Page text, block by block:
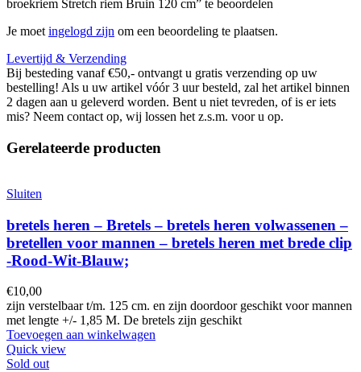
broekriem Stretch riem Bruin 120 cm” te beoordelen
Je moetingelogd zijn om een beoordeling te plaatsen.
Levertijd & Verzending
Bij besteding vanaf €50,- ontvangt u gratis verzending op uw
bestelling! Als u uw artikel vóór 3 uur besteld, zal het artikel binnen
2 dagen aan u geleverd worden. Bent u niet tevreden, of is er iets
mis? Neem contact op, wij lossen het z.s.m. voor u op.
Gerelateerde producten
Sluiten
bretels heren – Bretels – bretels heren volwassenen –
bretellen voor mannen – bretels heren met brede clip
-Rood-Wit-Blauw;
€10,00
zijn verstelbaar t/m. 125 cm. en zijn doordoor geschikt voor mannen
met lengte +/- 1,85 M. De bretels zijn geschikt
Toevoegen aan winkelwagen
Quick view
Sold out